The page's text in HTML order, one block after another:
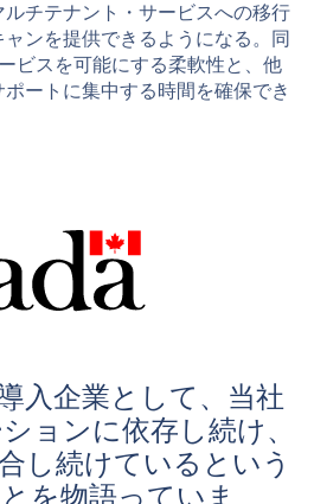
チテナント・サービスへの移行
ンを提供できるようになる。同
ービスを可能にする柔軟性と、他
ートに集中する時間を確保でき
導入企業として、当社
ョンに依存し続け、
し続けているという
を物語っていま